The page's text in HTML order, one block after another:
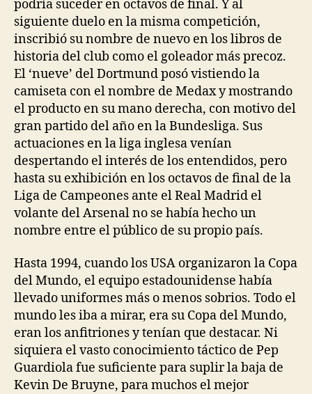
podría suceder en octavos de final. Y al
siguiente duelo en la misma competición,
inscribió su nombre de nuevo en los libros de
historia del club como el goleador más precoz.
El ‘nueve’ del Dortmund posó vistiendo la
camiseta con el nombre de Medax y mostrando
el producto en su mano derecha, con motivo del
gran partido del año en la Bundesliga. Sus
actuaciones en la liga inglesa venían
despertando el interés de los entendidos, pero
hasta su exhibición en los octavos de final de la
Liga de Campeones ante el Real Madrid el
volante del Arsenal no se había hecho un
nombre entre el público de su propio país.
Hasta 1994, cuando los USA organizaron la Copa
del Mundo, el equipo estadounidense había
llevado uniformes más o menos sobrios. Todo el
mundo les iba a mirar, era su Copa del Mundo,
eran los anfitriones y tenían que destacar. Ni
siquiera el vasto conocimiento táctico de Pep
Guardiola fue suficiente para suplir la baja de
Kevin De Bruyne, para muchos el mejor